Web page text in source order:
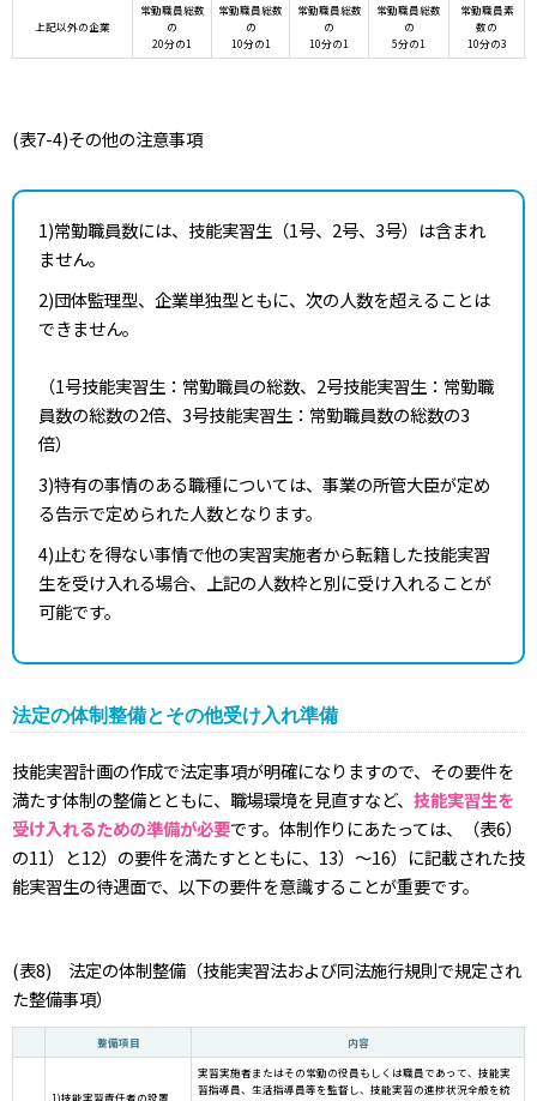
上記以外の企業
常勤職員総数
の
20分の1
常勤職員総数
の
10分の1
常勤職員総数
の
10分の1
常勤職員総数
の
5分の1
常勤職員素
数の
10分の3
(表7-4)その他の注意事項
1)常勤職員数には、技能実習生（1号、2号、3号）は含まれ
ません。
2)団体監理型、企業単独型ともに、次の人数を超えることは
できません。
（1号技能実習生：常勤職員の総数、2号技能実習生：常勤職
員数の総数の2倍、3号技能実習生：常勤職員数の総数の3
倍）
3)特有の事情のある職種については、事業の所管大臣が定め
る告示で定められた人数となります。
4)止むを得ない事情で他の実習実施者から転籍した技能実習
生を受け入れる場合、上記の人数枠と別に受け入れることが
可能です。
法定の体制整備とその他受け入れ準備
技能実習計画の作成で法定事項が明確になりますので、その要件を
満たす体制の整備とともに、職場環境を見直すなど、 技能実習生を
受け入れるための準備が必要です。体制作りにあたっては、（表6）
の11）と12）の要件を満たすとともに、13）～16）に記載された技
能実習生の待遇面で、以下の要件を意識することが重要です。
(表8) 法定の体制整備（技能実習法および同法施行規則で規定され
た整備事項）
整備項目 内容
1)技能実習責任者の設置
実習実施者またはその常勤の役員もしくは職員であって、技能実
習指導員、生活指導員等を監督し、技能実習の進捗状況全般を統